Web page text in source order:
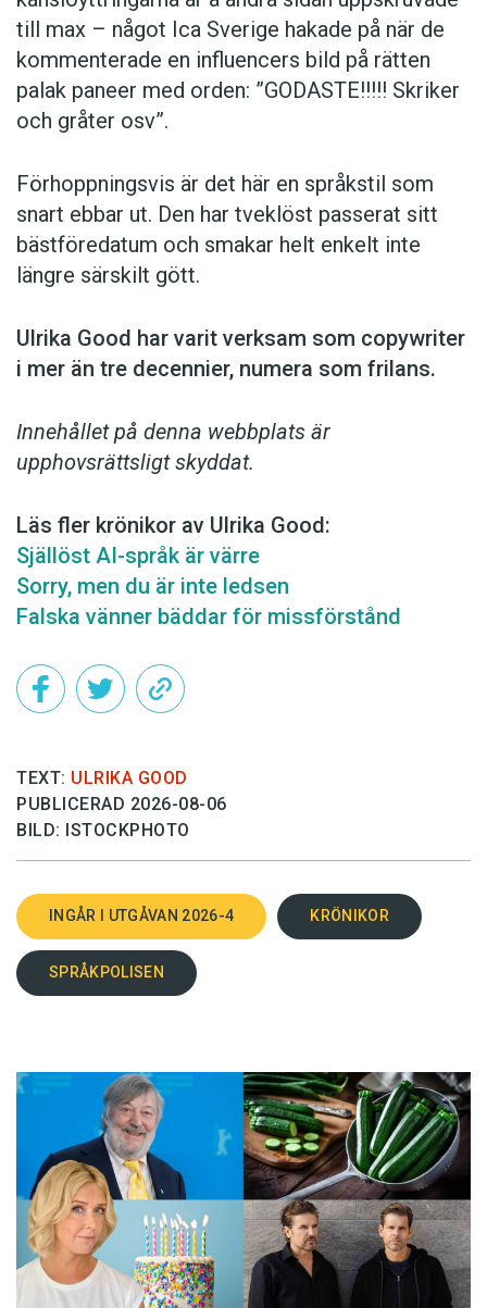
till max – något Ica Sverige hakade på när de
kommen­terade en influencers bild på rätten
palak paneer med orden: ­”GODASTE!!!!! Skriker
och gråter osv”.
Förhoppningsvis är det här en språkstil som
snart ebbar ut. Den har tveklöst passerat sitt
bästföredatum och smakar helt enkelt inte
längre särskilt gött.
Ulrika Good har varit verksam som copy­writer
i mer än tre decennier, numera som frilans.
Innehållet på denna webbplats är
upphovsrättsligt skyddat.
Läs fler krönikor av Ulrika Good:
Själlöst AI-språk är värre
Sorry, men du är inte ledsen
Falska vänner bäddar för missförstånd
TEXT: ULRIKA GOOD
PUBLICERAD 2026-08-06
BILD: ISTOCKPHOTO
INGÅR I UTGÅVAN 2026-4 KRÖNIKOR
SPRÅKPOLISEN